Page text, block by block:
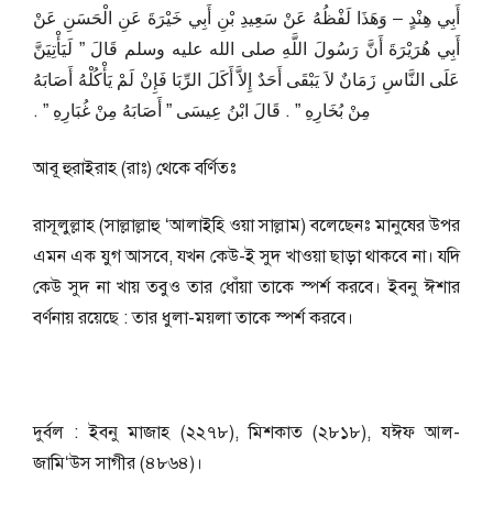
أَبِي هِنْدٍ – وَهَذَا لَفْظُهُ عَنْ سَعِيدِ بْنِ أَبِي خَيْرَةَ عَنِ الْحَسَنِ عَنْ
أَبِي هُرَيْرَةَ أَنَّ رَسُولَ اللَّهِ صلى الله عليه وسلم قَالَ ‏”‏ لَيَأْتِيَنَّ
عَلَى النَّاسِ زَمَانٌ لاَ يَبْقَى أَحَدٌ إِلاَّ أَكَلَ الرِّبَا فَإِنْ لَمْ يَأْكُلْهُ أَصَابَهُ
مِنْ بُخَارِهِ ‏”‏ ‏.‏ قَالَ ابْنُ عِيسَى ‏”‏ أَصَابَهُ مِنْ غُبَارِهِ ‏”‏ ‏.‏
আবূ হুরাইরাহ (রাঃ) থেকে বর্ণিতঃ
রাসূলুল্লাহ (সাল্লাল্লাহু ‘আলাইহি ওয়া সাল্লাম) বলেছেনঃ মানুষের উপর
এমন এক যুগ আসবে, যখন কেউ-ই সুদ খাওয়া ছাড়া থাকবে না। যদি
কেউ সুদ না খায় তবুও তার ধোঁয়া তাকে স্পর্শ করবে। ইবনু ঈশার
বর্ণনায় রয়েছে : তার ধুলা-ময়লা তাকে স্পর্শ করবে।
দুর্বল : ইবনু মাজাহ (২২৭৮), মিশকাত (২৮১৮), যঈফ আল-
জামি‘উস সাগীর (৪৮৬৪)।